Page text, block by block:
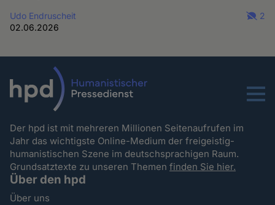
Udo Endruscheit
02.06.2026
2
Menu
Der hpd ist mit mehreren Millionen Seitenaufrufen im
Jahr das wichtigste Online-Medium der freigeistig-
humanistischen Szene im deutschsprachigen Raum.
Grundsatztexte zu unseren Themenfinden Sie hier.
Über den hpd
Über uns